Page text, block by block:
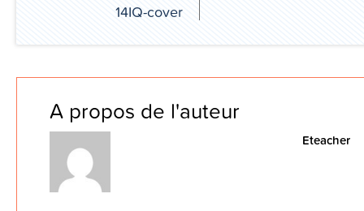
14IQ-cover
A propos de l'auteur
Eteacher